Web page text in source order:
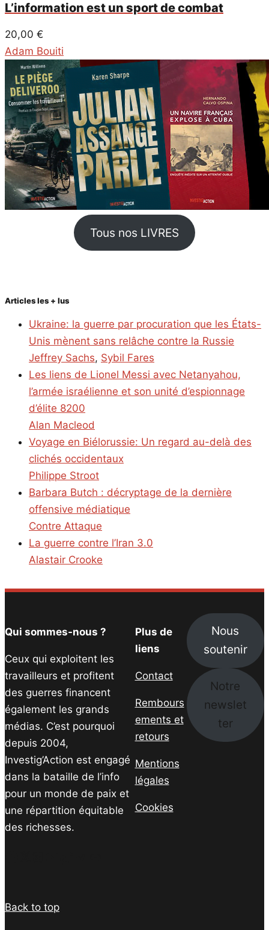
L’information est un sport de combat
20,00 €
Adam Bouiti
Tous nos LIVRES
Articles les + lus
Ukraine: la guerre par procuration que les États-
Unis mènent sans relâche contre la Russie
Jeffrey Sachs, Sybil Fares
Les liens de Lionel Messi avec Netanyahou,
l’armée israélienne et son unité d’espionnage
d’élite 8200
Alan Macleod
Voyage en Biélorussie: Un regard au-delà des
clichés occidentaux
Philippe Stroot
Barbara Butch : décryptage de la dernière
offensive médiatique
Contre Attaque
La guerre contre l’Iran 3.0
Alastair Crooke
Qui sommes-nous ?
Ceux qui exploitent les
travailleurs et profitent
des guerres financent
également les grands
médias. C’est pourquoi
depuis 2004,
Investig’Action est engagé
dans la bataille de l’info
pour un monde de paix et
une répartition équitable
des richesses.
Plus de
liens
Contact
Rembours
ements et
retours
Mentions
légales
Cookies
Nous
soutenir
Notre
newslet
ter
Back to top